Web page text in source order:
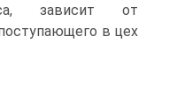
зависит от
в цех